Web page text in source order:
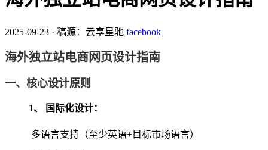
2025-09-23 · 稿源：云享星驰 facebook
海外独立站电商网页设计指南
一、核心设计原则
1、 ‌ 国际化设计‌：
多语言支持（至少英语+目标市场语言）